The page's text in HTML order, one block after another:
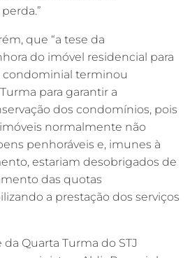
que “a tese da
do imóvel residencial para
condominial terminou
para garantir a
dos condomínios, pois
normalmente não
penhoráveis e, imunes à
estariam desobrigados de
das quotas
a prestação dos serviços
Quarta Turma do STJ